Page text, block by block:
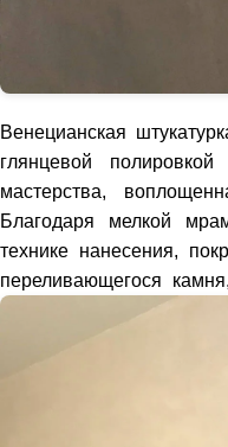
Венецианская
глянцевой
мастерства,
Благодаря мелкой
технике нанесения,
переливающегося камня,